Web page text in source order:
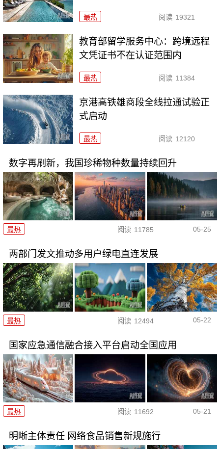
最热 阅读 19321
教育部留学服务中心：跨境远程
文凭证书不在认证范围内
最热 阅读 11384
京港高铁雄商段全线拉通试验正
式启动
最热 阅读 12120
数字再刷新，我国珍稀物种数量持续回升
最热 阅读 11785 05-25
两部门发文推动多用户绿电直连发展
最热 阅读 12494 05-22
国家应急通信融合接入平台启动全国应用
最热 阅读 11692 05-21
明晰主体责任 网络食品销售新规施行